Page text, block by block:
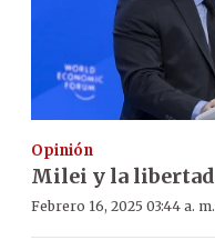
Opinión
Milei y la libertad
Febrero 16, 2025 03:44 a. m.